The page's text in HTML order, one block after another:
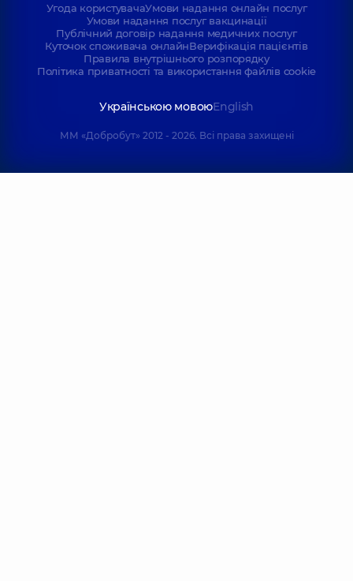
Угода користувачаУмови надання онлайн послуг
Умови надання послуг вакцинації
Публічний договір надання медичних послуг
Куточок споживача онлайнВерифікація пацієнтів
Правила внутрішнього розпорядку
Політика приватності та використання файлів cookie
Українською мовоюEnglish
ММ «Добробут» 2012 - 2026. Всі права захищені